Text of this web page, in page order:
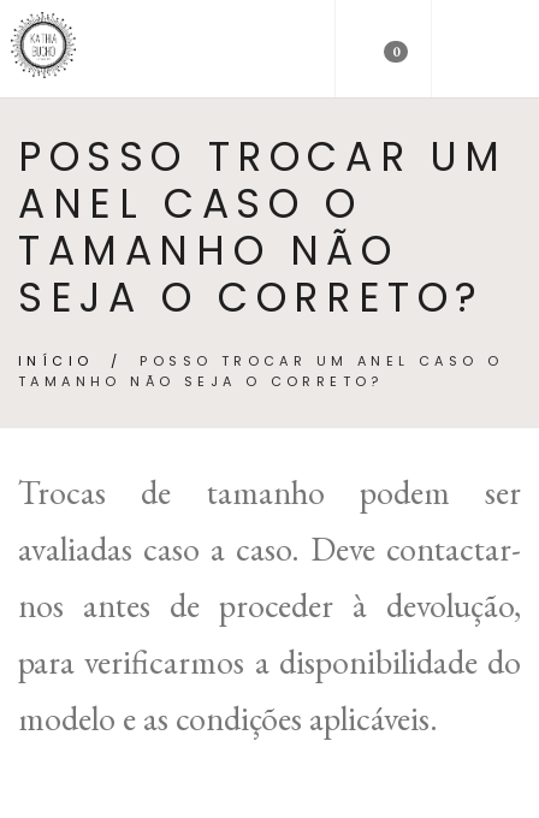
0
POSSO TROCAR UM
ANEL CASO O
TAMANHO NÃO
SEJA O CORRETO?
INÍCIO / POSSO TROCAR UM ANEL CASO O
TAMANHO NÃO SEJA O CORRETO?
Trocas de tamanho podem ser
avaliadas caso a caso. Deve contactar-
nos antes de proceder à devolução,
para verificarmos a disponibilidade do
modelo e as condições aplicáveis.